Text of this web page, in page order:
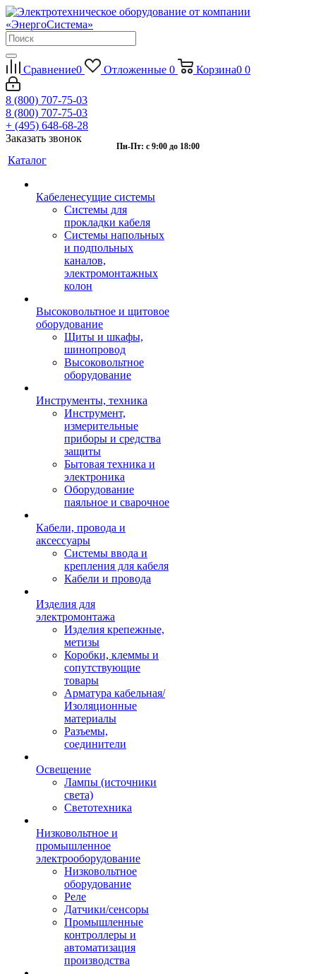
Сравнение0 Отложенные 0 Корзина0 0
8 (800) 707-75-03
8 (800) 707-75-03
+ (495) 648-68-28
Заказать звонок
Пн-Пт: с 9:00 до 18:00
Каталог
Кабеленесущие системы
Системы для
прокладки кабеля
Системы напольных
и подпольных
каналов,
электромонтажных
колон
Высоковольтное и щитовое
оборудование
Щиты и шкафы,
шинопровод
Высоковольтное
оборудование
Инструменты, техника
Инструмент,
измерительные
приборы и средства
защиты
Бытовая техника и
электроника
Оборудование
паяльное и сварочное
Кабели, провода и
аксессуары
Системы ввода и
крепления для кабеля
Кабели и провода
Изделия для
электромонтажа
Изделия крепежные,
метизы
Коробки, клеммы и
сопутствующие
товары
Арматура кабельная/
Изоляционные
материалы
Разъемы,
соединители
Освещение
Лампы (источники
света)
Светотехника
Низковольтное и
промышленное
электрооборудование
Низковольтное
оборудование
Реле
Датчики/сенсоры
Промышленные
контроллеры и
автоматизация
производства